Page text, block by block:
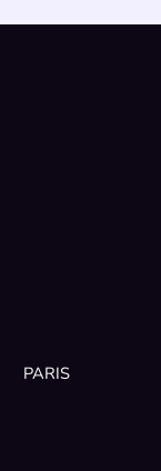
PARIS